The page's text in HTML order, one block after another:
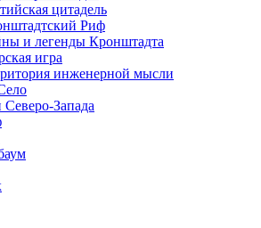
цитадель
Риф
и легенды Кронштадта
игра
инженерной мысли
Запада